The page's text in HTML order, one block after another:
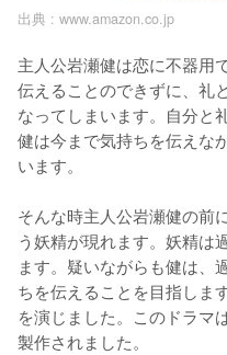
出典 : www.amazon.co.jp
主人公岩瀬健は恋に不器用
伝えることのできずに、礼
なってしまいます。自分と
健は今まで気持ちを伝えな
います。
そんな時主人公岩瀬健の前
う妖精が現れます。妖精は
ます。疑いながらも健は、
ちを伝えることを目指しま
を演じました。このドラマ
製作されました。